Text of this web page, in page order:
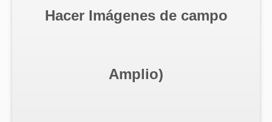
Hacer Imágenes de campo
Amplio)